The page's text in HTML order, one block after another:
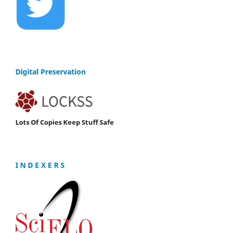
Digital Preservation
Lots Of Copies Keep Stuff Safe
I N D E X E R S